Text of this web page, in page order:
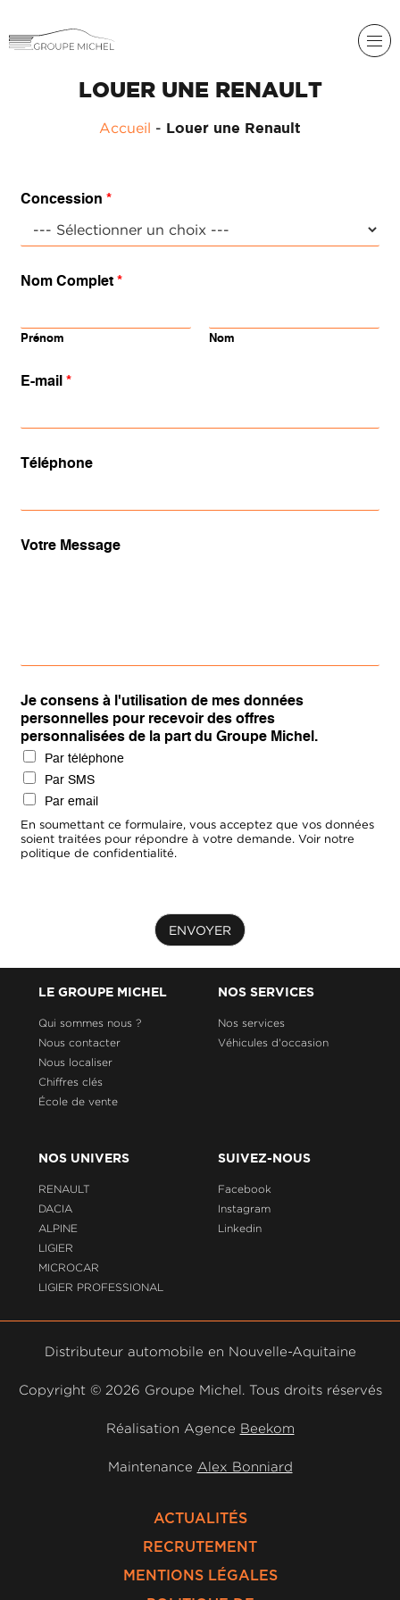
LIGIER
SERVICES
GROUPE
MICHEL
LOUER UNE RENAULT
Accueil - Louer une Renault
Concession*
Nom Complet*
Prénom Nom
E-mail*
Téléphone
Votre Message
Je consens à l'utilisation de mes données
personnelles pour recevoir des offres
personnalisées de la part du Groupe Michel.
Par téléphone
Par SMS
Par email
En soumettant ce formulaire, vous acceptez que vos données
soient traitées pour répondre à votre demande. Voir notre
politique de confidentialité.
ENVOYER
LE GROUPE MICHEL
Qui sommes nous ?
Nous contacter
Nous localiser
Chiffres clés
École de vente
NOS SERVICES
Nos services
Véhicules d'occasion
NOS UNIVERS
RENAULT
DACIA
ALPINE
LIGIER
MICROCAR
LIGIER PROFESSIONAL
SUIVEZ-NOUS
Facebook
Instagram
Linkedin
Distributeur automobile en Nouvelle-Aquitaine
Copyright © 2026 Groupe Michel. Tous droits réservés
Réalisation Agence Beekom
Maintenance Alex Bonniard
ACTUALITÉS
RECRUTEMENT
MENTIONS LÉGALES